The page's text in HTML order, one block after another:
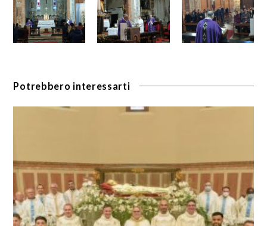
Potrebbero interessarti